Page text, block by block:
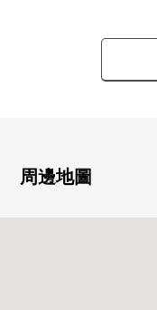
0 向角地×東南有，
0 有確保所有房間2
0 面向東南一側約
○ 有窗的.1坪類型的
周邊地圖